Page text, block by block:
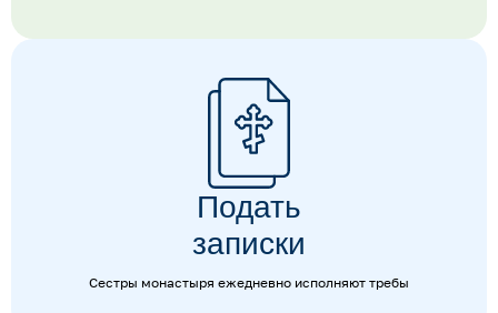
Подать
записки
Сестры монастыря ежедневно исполняют требы